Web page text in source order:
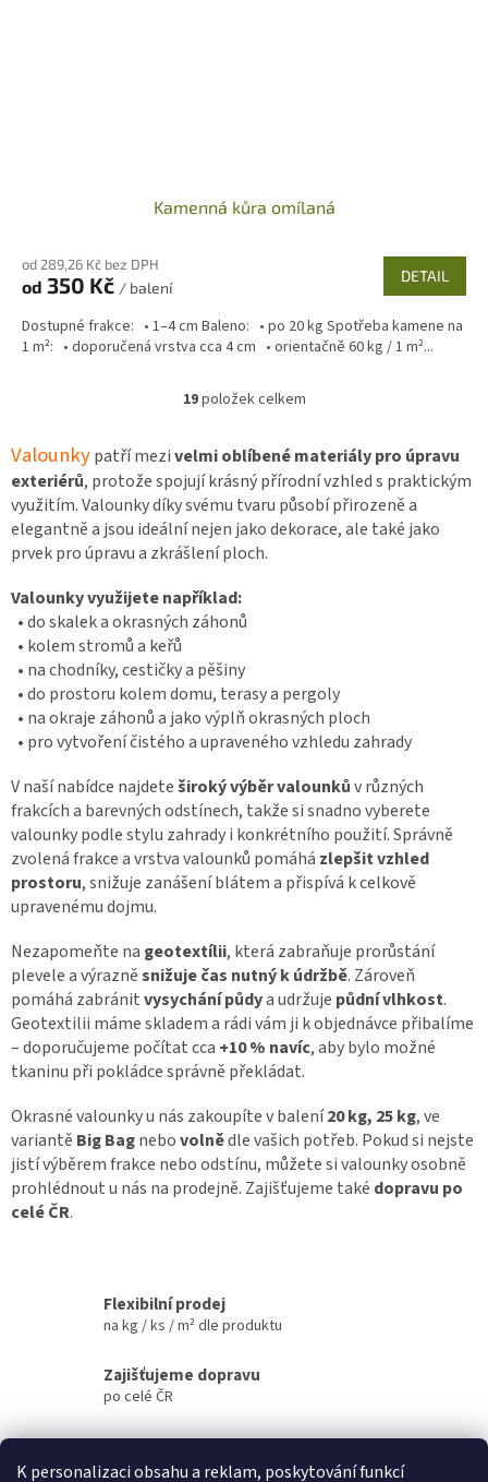
K personalizaci obsahu a reklam, poskytování funkcí
Kamenná kůra omílaná
od 289,26 Kč bez DPH
od 350 Kč / balení
DETAIL
Dostupné frakce: • 1–4 cm Baleno: • po 20 kg Spotřeba kamene na
1 m²: • doporučená vrstva cca 4 cm • orientačně 60 kg / 1 m²...
O
l
á
d
a
c
í
v
v
ý
p
i
u
19položek celkem
Valounkypatří mezivelmi oblíbené materiály pro úpravu
exteriérů, protože spojují krásný přírodní vzhled s praktickým
využitím. Valounky díky svému tvaru působí přirozeně a
elegantně a jsou ideální nejen jako dekorace, ale také jako
prvek pro úpravu a zkrášlení ploch.
Valounky využijete například:
• do skalek a okrasných záhonů
• kolem stromů a keřů
• na chodníky, cestičky a pěšiny
• do prostoru kolem domu, terasy a pergoly
• na okraje záhonů a jako výplň okrasných ploch
• pro vytvoření čistého a upraveného vzhledu zahrady
V naší nabídce najdeteširoký výběr valounkův různých
frakcích a barevných odstínech, takže si snadno vyberete
valounky podle stylu zahrady i konkrétního použití. Správně
zvolená frakce a vrstva valounků pomáhá zlepšit vzhled
prostoru, snižuje zanášení blátem a přispívá k celkově
upravenému dojmu.
Nezapomeňte na geotextílii, která zabraňuje prorůstání
plevele a výrazněsnižuje čas nutný k údržbě. Zároveň
pomáhá zabránitvysychání půdya udržuje půdní vlhkost.
Geotextilii máme skladem a rádi vám ji k objednávce přibalíme
– doporučujeme počítat cca +10 % navíc, aby bylo možné
tkaninu při pokládce správně překládat.
Okrasné valounky u nás zakoupíte v balení20 kg, 25 kg, ve
variantě Big Bagnebovolnědle vašich potřeb. Pokud si nejste
jistí výběrem frakce nebo odstínu, můžete si valounky osobně
prohlédnout u nás na prodejně. Zajišťujeme také dopravu po
celé ČR.
Flexibilní prodej
na kg / ks / m² dle produktu
Zajišťujeme dopravu
po celé ČR
Odborné poradenství
vytvoříme Vám cenovou nabídku ZDARMA